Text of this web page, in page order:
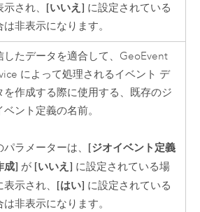
示され、 [いいえ] に設定されている
は非表示になります。
したデータを適合して、GeoEvent
によって処理されるイベント デ
を作成する際に使用する、既存のジ
ベント定義の名前。
パラメーターは、 [ジオイベント定義
成] が [いいえ] に設定されている場
表示され、 [はい] に設定されている
は非表示になります。